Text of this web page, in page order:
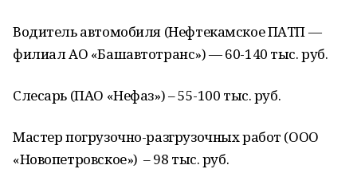
Водитель автомобиля (Нефтекамское ПАТП —
филиал АО «Башавтотранс») — 60-140 тыс. руб.
Слесарь (ПАО «Нефаз») – 55-100 тыс. руб.
Мастер погрузочно-разгрузочных работ (ООО
«Новопетровское») – 98 тыс. руб.